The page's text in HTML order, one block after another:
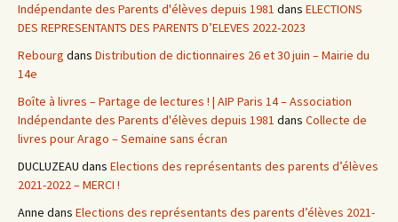
Indépendante des Parents d'élèves depuis 1981 dans ELECTIONS
DES REPRESENTANTS DES PARENTS D’ELEVES 2022-2023
Rebourg dans Distribution de dictionnaires 26 et 30 juin – Mairie du
14e
Boîte à livres – Partage de lectures ! | AIP Paris 14 – Association
Indépendante des Parents d'élèves depuis 1981 dans Collecte de
livres pour Arago – Semaine sans écran
DUCLUZEAU dans Elections des représentants des parents d’élèves
2021-2022 – MERCI !
Anne dans Elections des représentants des parents d’élèves 2021-